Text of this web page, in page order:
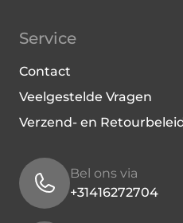
Service
Contact
Veelgestelde Vragen
Verzend- en
Bel ons via
+31416272704